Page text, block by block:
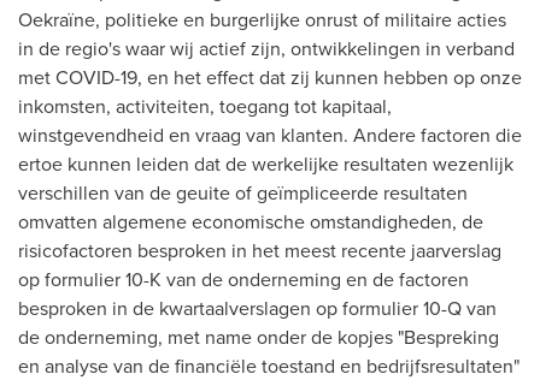
Oekraïne, politieke en burgerlijke onrust of militaire acties
in de regio's waar wij actief zijn, ontwikkelingen in verband
met COVID-19, en het effect dat zij kunnen hebben op onze
inkomsten, activiteiten, toegang tot kapitaal,
winstgevendheid en vraag van klanten. Andere factoren die
ertoe kunnen leiden dat de werkelijke resultaten wezenlijk
verschillen van de geuite of geïmpliceerde resultaten
omvatten algemene economische omstandigheden, de
risicofactoren besproken in het meest recente jaarverslag
op formulier 10-K van de onderneming en de factoren
besproken in de kwartaalverslagen op formulier 10-Q van
de onderneming, met name onder de kopjes "Bespreking
en analyse van de financiële toestand en bedrijfsresultaten"